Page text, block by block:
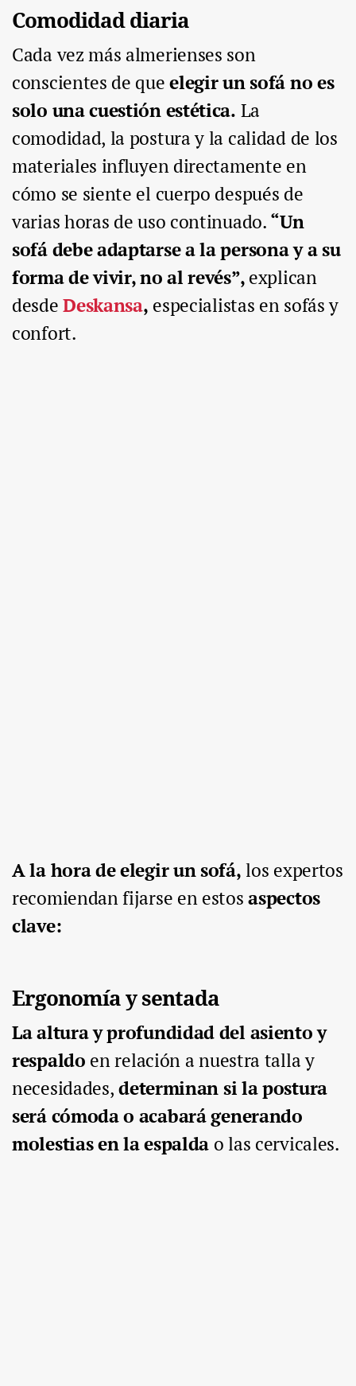
Comodidad diaria
Cada vez más almerienses son
conscientes de queelegir un sofá no es
solo una cuestión estética. La
comodidad, la postura y la calidad de los
materiales influyen directamente en
cómo se siente el cuerpo después de
varias horas de uso continuado.“Un
sofá debe adaptarse a la persona y a su
forma de vivir, no al revés”,explican
desdeDeskansa, especialistas en sofás y
confort.
A la hora de elegir un sofá,los expertos
recomiendan fijarse en estosaspectos
clave:
Ergonomía y sentada
La altura y profundidad del asiento y
respaldo en relación a nuestra talla y
necesidades,determinan si la postura
será cómoda o acabará generando
molestias en la espalda o las cervicales.